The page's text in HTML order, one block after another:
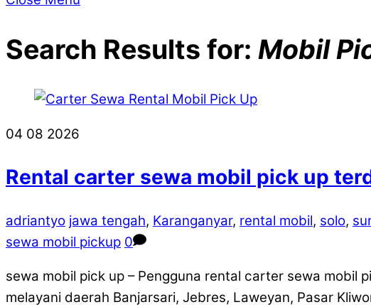
Search Results for: Mobil
04 08 2026
Rental carter sewa mobil pick up
adriantyo jawa tengah, Karanganyar, rental mobil, solo,
sewa mobil pickup 0
sewa mobil pick up – Pengguna rental carter sewa mobil
melayani daerah Banjarsari, Jebres, Laweyan, Pasar